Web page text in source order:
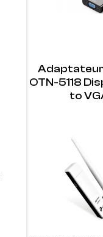
OTN-5118
to